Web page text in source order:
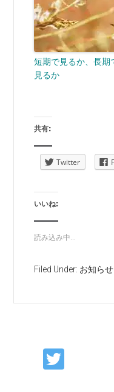
短期で見るか、長期
見るか
共有:
Twitter
いいね:
読み込み中...
Filed Under: お知らせ
Primary
Sidebar